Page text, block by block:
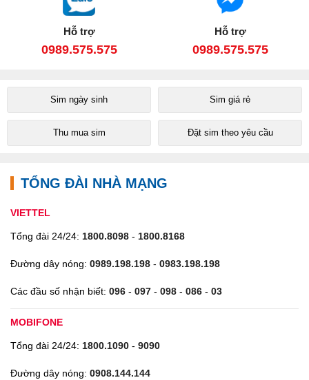
Hỗ trợ
0989.575.575
Hỗ trợ
0989.575.575
Sim ngày sinh Sim giá rẻ
Thu mua sim Đặt sim theo yêu cầu
TỔNG ĐÀI NHÀ MẠNG
VIETTEL
Tổng đài 24/24: 1800.8098 - 1800.8168
Đường dây nóng: 0989.198.198 - 0983.198.198
Các đầu số nhận biết: 096 - 097 - 098 - 086 - 03
MOBIFONE
Tổng đài 24/24: 1800.1090 - 9090
Đường dây nóng: 0908.144.144